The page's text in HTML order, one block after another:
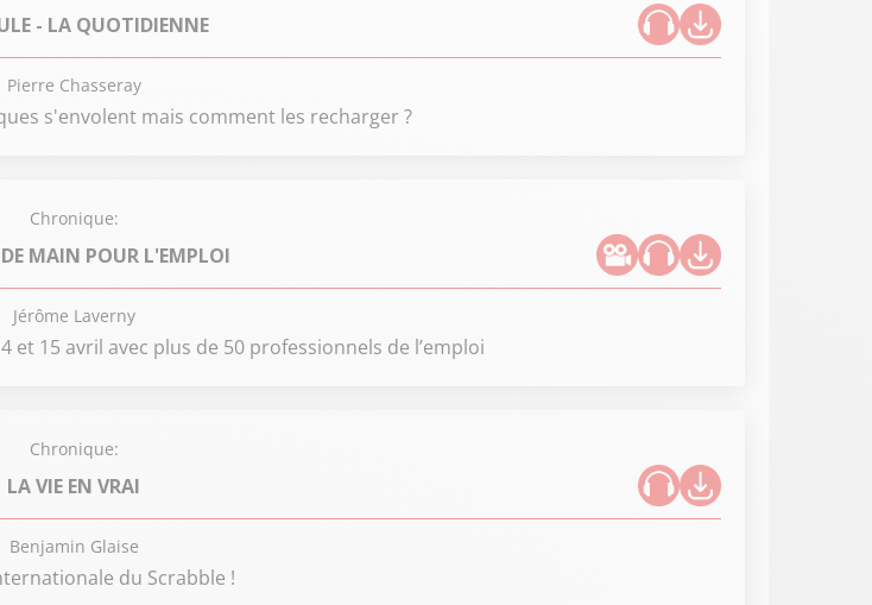
- LA QUOTIDIENNE
Pierre Chasseray
s'envolent mais comment les recharger ?
Chronique:
MAIN POUR L'EMPLOI
Jérôme Laverny
et 15 avril avec plus de 50 professionnels de l’emploi
Chronique:
LA VIE EN VRAI
Benjamin Glaise
du Scrabble !